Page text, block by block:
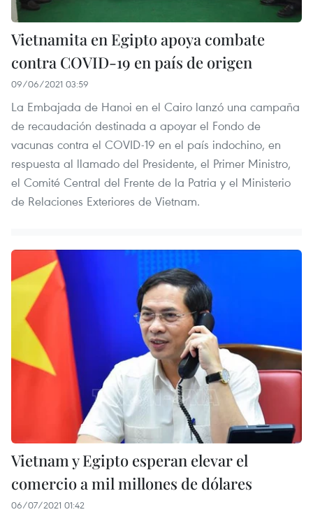
Vietnamita en Egipto apoya combate
contra COVID-19 en país de origen
09/06/2021 03:59
La Embajada de Hanoi en el Cairo lanzó una campaña
de recaudación destinada a apoyar el Fondo de
vacunas contra el COVID-19 en el país indochino, en
respuesta al llamado del Presidente, el Primer Ministro,
el Comité Central del Frente de la Patria y el Ministerio
de Relaciones Exteriores de Vietnam.
Vietnam y Egipto esperan elevar el
comercio a mil millones de dólares
06/07/2021 01:42